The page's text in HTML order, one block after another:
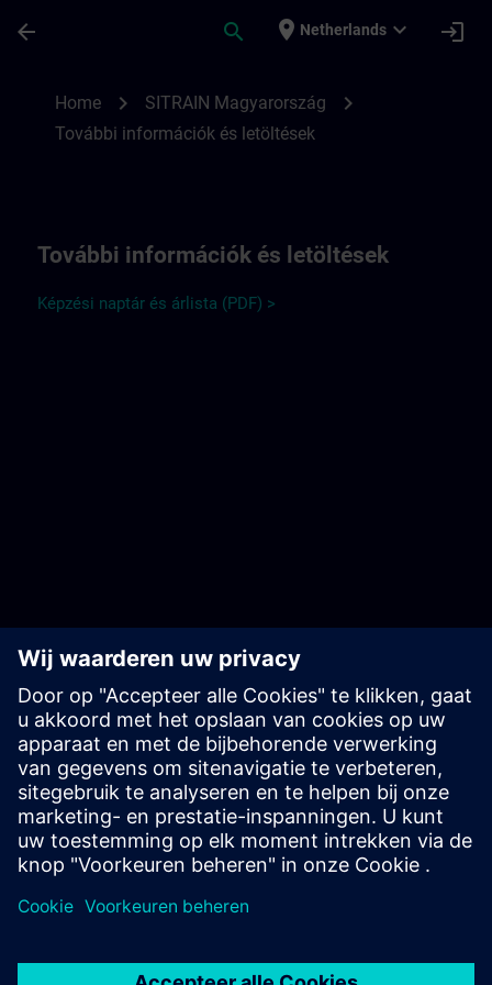
arrow_back search place Netherlands expand_more login
Home chevron_right SITRAIN Magyarország chevron_right
További információk és letöltések
További információk és letöltések
Képzési naptár és árlista (PDF) >